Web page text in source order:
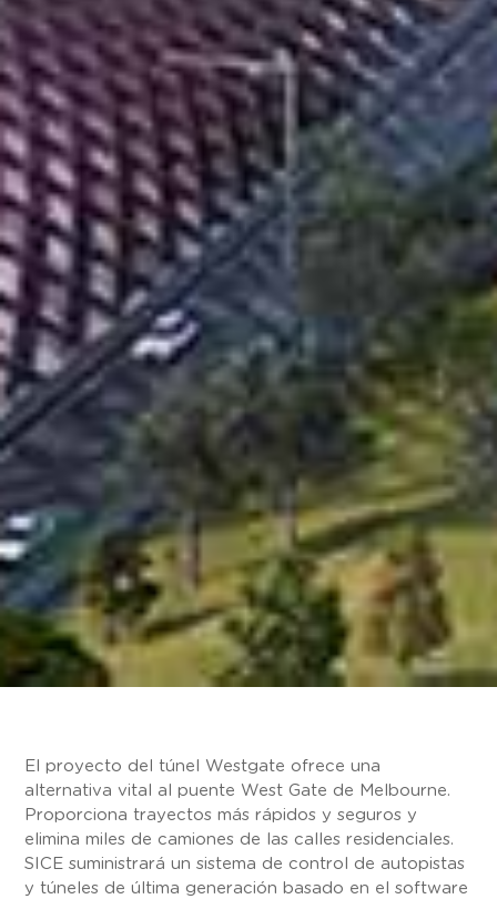
El proyecto del túnel Westgate ofrece una
alternativa vital al puente West Gate de Melbourne.
Proporciona trayectos más rápidos y seguros y
elimina miles de camiones de las calles residenciales.
SICE suministrará un sistema de control de autopistas
y túneles de última generación basado en el software